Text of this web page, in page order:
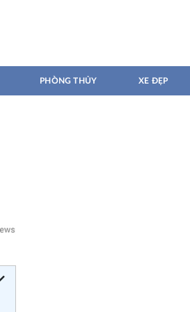
PHÒNG THỦY XE ĐẸP